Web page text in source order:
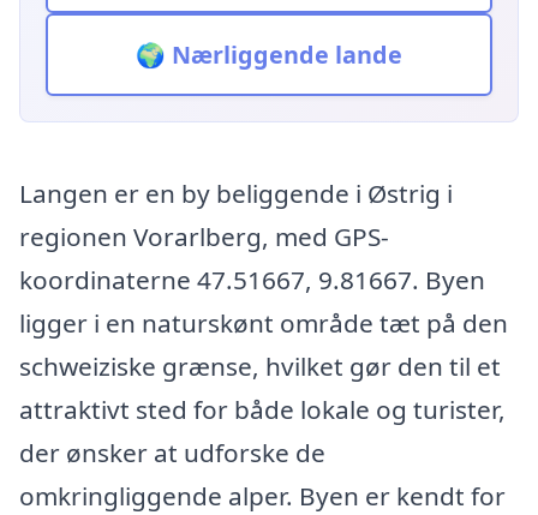
🌍 Nærliggende lande
Langen er en by beliggende i Østrig i
regionen Vorarlberg, med GPS-
koordinaterne 47.51667, 9.81667. Byen
ligger i en naturskønt område tæt på den
schweiziske grænse, hvilket gør den til et
attraktivt sted for både lokale og turister,
der ønsker at udforske de
omkringliggende alper. Byen er kendt for